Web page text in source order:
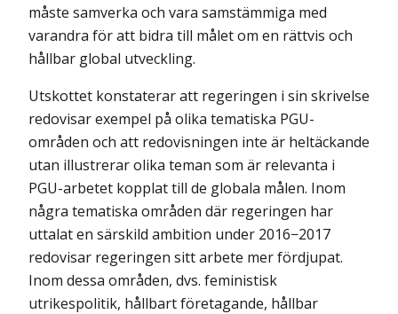
måste samverka och vara samstämmiga med
varandra för att bidra till målet om en rättvis och
hållbar global utveckling.
Utskottet konstaterar att regeringen i sin skrivelse
redovisar exempel på olika tematiska PGU-
områden och att redovisningen inte är heltäckande
utan illustrerar olika teman som är relevanta i
PGU-arbetet kopplat till de globala målen. Inom
några tematiska områden där regeringen har
uttalat en särskild ambition under 2016−2017
redovisar regeringen sitt arbete mer fördjupat.
Inom dessa områden, dvs. feministisk
utrikespolitik, hållbart företagande, hållbar